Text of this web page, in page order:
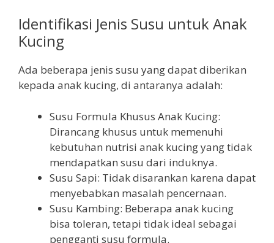
Identifikasi Jenis Susu untuk Anak
Kucing
Ada beberapa jenis susu yang dapat diberikan
kepada anak kucing, di antaranya adalah:
Susu Formula Khusus Anak Kucing:
Dirancang khusus untuk memenuhi
kebutuhan nutrisi anak kucing yang tidak
mendapatkan susu dari induknya.
Susu Sapi: Tidak disarankan karena dapat
menyebabkan masalah pencernaan.
Susu Kambing: Beberapa anak kucing
bisa toleran, tetapi tidak ideal sebagai
pengganti susu formula.